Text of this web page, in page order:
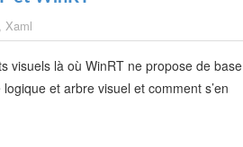
, Xaml
visuels là où WinRT ne propose de base
et arbre visuel et comment s’en